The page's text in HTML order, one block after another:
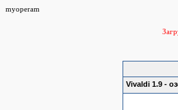
myoperam
Vivaldi 1.9 -